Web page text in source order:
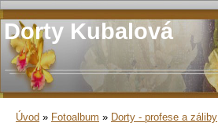
Dorty Kubalová
Úvod » Fotoalbum » Dorty - profese a záliby